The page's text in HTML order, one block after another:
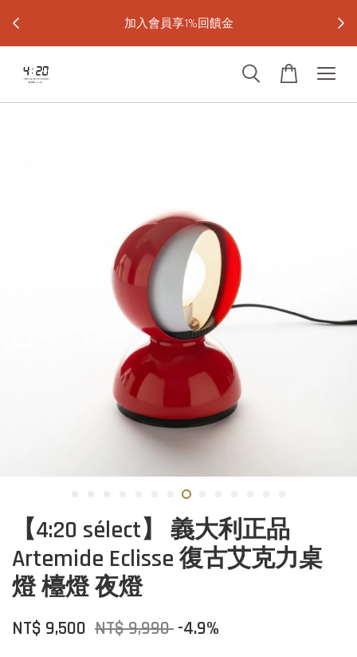
加入會員享1%回饋金
【4:20 sélect】 義大利正品
Artemide Eclisse 復古艾克力桌
燈 檯燈 夜燈
NT$ 9,500 NT$ 9,990 -4.9%